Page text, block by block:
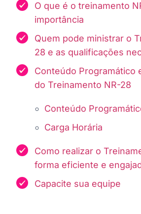
O que é o treinamento
importância
Quem pode ministrar o
28 e as qualificações
Conteúdo Programático
do Treinamento NR-28
Conteúdo
Carga Horária
Como realizar o
forma eficiente e
Capacite sua equipe